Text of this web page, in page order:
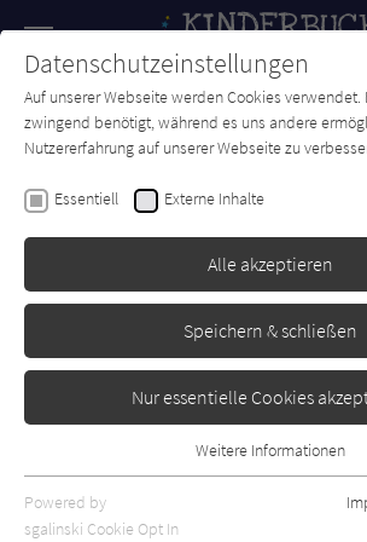
SUCHE Forum Charts
Valérie Weishar-Giuliani
Mein Bär Noah und
Erschienen: Januar 2021 Bibliogr.
Datenschutzeinstellungen
Auf unserer Webseite werden Cookies
zwingend benötigt, während es uns andere
Nutzererfahrung auf unserer Webseite zu
Essentiell Externe Inhalte
Alle akzeptieren
Speichern & schließen
Nur essentielle Cookies
Essentielle Cookies werden für grundlegende
Webseite benötigt. Dadurch ist gewährleistet,
Weitere Informationen
Powered by
sgalinski Cookie Opt In